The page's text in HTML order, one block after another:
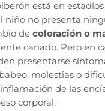
está en
niño no presenta
de coloración o
cariado. Pero en
presentarse
molestias o
de las
corporal.